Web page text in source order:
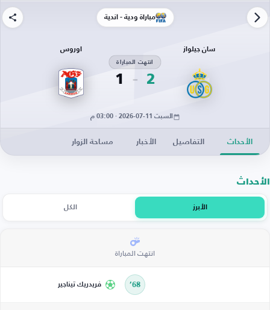
مباراة ودية - أندية
سان جيلواز
2
انتهت المباراة
1
اوروس
السبت 11-07-2026 · 03:00 م
الأحداث التفاصيل الأخبار مساحة الزوار
الأحداث
الأبرز الكل
انتهت المباراة
68’ فريدريك تيناجير